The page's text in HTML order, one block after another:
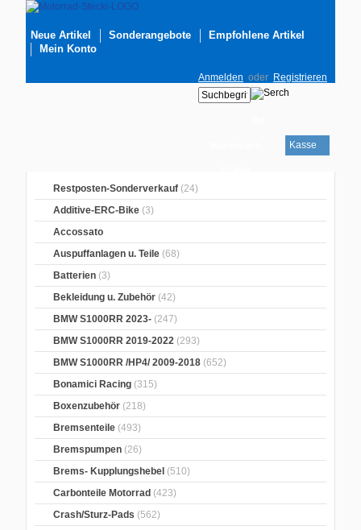
Neue Artikel Sonderangebote
Empfohlene Artikel
Mein Konto
Anmelden oder Registrieren
Kasse
Restposten-Sonderverkauf (24)
Additive-ERC-Bike (3)
Accossato
Auspuffanlagen u. Teile (68)
Batterien (3)
Bekleidung u. Zubehör (42)
BMW S1000RR 2023- (247)
BMW S1000RR 2019-2022 (293)
BMW S1000RR /HP4/ 2009-2018 (652)
Bonamici Racing (315)
Boxenzubehör (218)
Bremsenteile (493)
Bremspumpen (26)
Brems- Kupplungshebel (510)
Carbonteile Motorrad (423)
Crash/Sturz-Pads (562)